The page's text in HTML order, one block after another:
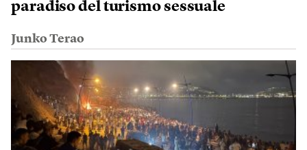
paradiso del turismo sessuale
Junko Terao